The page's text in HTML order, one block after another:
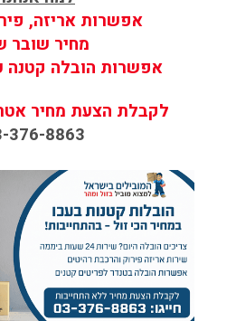
אפשרות אריזה,
מחיר שובר
אפשרות הובלה קטנה
לקבלת הצעת מחיר
376-8863